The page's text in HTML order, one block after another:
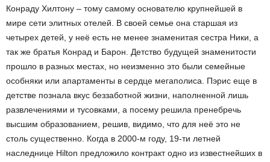
Конраду Хилтону – тому самому основателю крупнейшей в
мире сети элитных отелей. В своей семье она старшая из
четырех детей, у неё есть не менее знаменитая сестра Ники, а
так же братья Конрад и Барон. Детство будущей знаменитости
прошло в разных местах, но неизменно это были семейные
особняки или апартаменты в сердце мегаполиса. Пэрис еще в
детстве познала вкус беззаботной жизни, наполненной лишь
развлечениями и тусовками, а посему решила пренебречь
высшим образованием, решив, видимо, что для неё это не
столь существенно. Когда в 2000-м году, 19-ти летней
наследнице Hilton предложило контракт одно из известнейших в